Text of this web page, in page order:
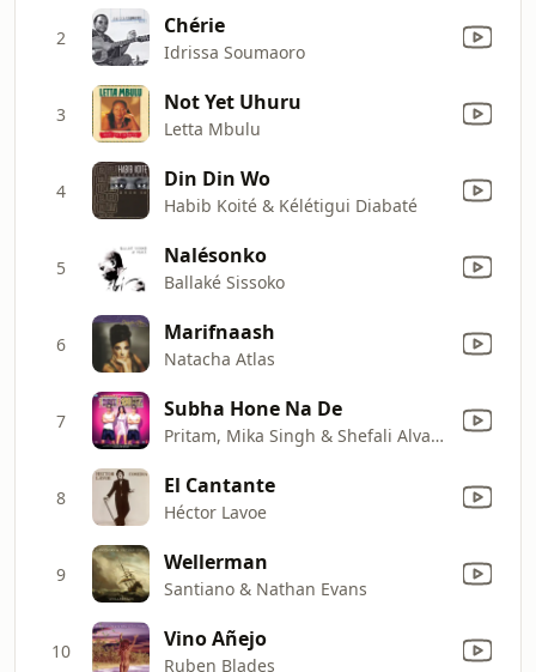
2 Chérie
Idrissa Soumaoro
3 Not Yet Uhuru
Letta Mbulu
4 Din Din Wo
Habib Koité & Kélétigui Diabaté
5 Nalésonko
Ballaké Sissoko
6 Marifnaash
Natacha Atlas
7 Subha Hone Na De
Pritam, Mika Singh & Shefali Alvares
8 El Cantante
Héctor Lavoe
9 Wellerman
Santiano & Nathan Evans
10 Vino Añejo
Ruben Blades